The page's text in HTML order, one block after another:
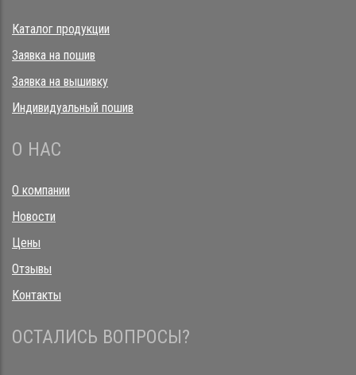
Каталог продукции
Заявка на пошив
Заявка на вышивку
Индивидуальный пошив
О НАС
О компании
Новости
Цены
Отзывы
Контакты
ОСТАЛИСЬ ВОПРОСЫ?